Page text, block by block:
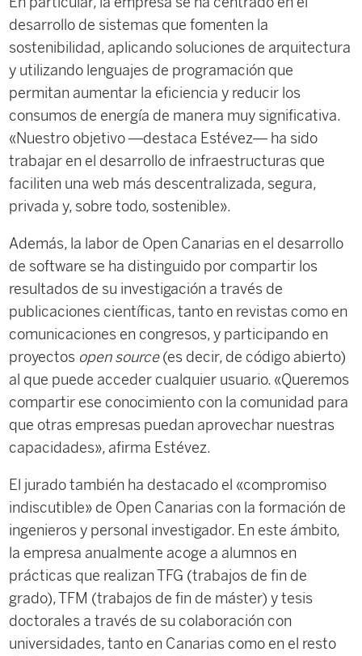
desarrollo de sistemas que fomenten la
sostenibilidad, aplicando soluciones de arquitectura
y utilizando lenguajes de programación que
permitan aumentar la eficiencia y reducir los
consumos de energía de manera muy significativa.
«Nuestro objetivo —destaca Estévez— ha sido
trabajar en el desarrollo de infraestructuras que
faciliten una web más descentralizada, segura,
privada y, sobre todo, sostenible».
Además, la labor de Open Canarias en el desarrollo
de software se ha distinguido por compartir los
resultados de su investigación a través de
publicaciones científicas, tanto en revistas como en
comunicaciones en congresos, y participando en
proyectos open source(es decir, de código abierto)
al que puede acceder cualquier usuario. «Queremos
compartir ese conocimiento con la comunidad para
que otras empresas puedan aprovechar nuestras
capacidades», afirma Estévez.
El jurado también ha destacado el «compromiso
indiscutible» de Open Canarias con la formación de
ingenieros y personal investigador. En este ámbito,
la empresa anualmente acoge a alumnos en
prácticas que realizan TFG (trabajos de fin de
grado), TFM (trabajos de fin de máster) y tesis
doctorales a través de su colaboración con
universidades, tanto en Canarias como en el resto